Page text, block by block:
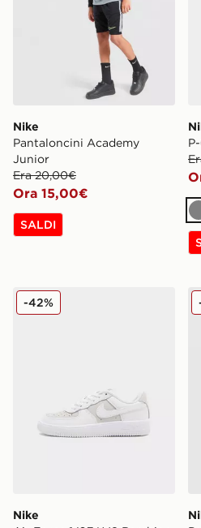
Nike
Pantaloncini Academy
Junior
Era 20,00€
Ora 15,00€
SALDI
Nike Air Force 1 '07 LV8
Nike
-42%